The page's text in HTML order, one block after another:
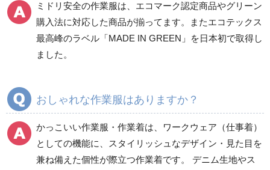
ワークパンツ
春夏ワークパンツ作業
ズボン
秋冬ワークパンツ作業
ズボン
ツ
クリーンウェアワーク
パンツ
カーゴパンツ
春夏カーゴパンツ作業
ズボン
ズボン
ミドリ安全の作業服は、エコマーク認定商品やグリーン
購入法に対応した商品が揃ってます。またエコテックス
最高峰のラベル「MADE IN GREEN」を日本初で取得し
ました。
おしゃれな作業服はありますか？
かっこいい作業服・作業着は、ワークウェア（仕事着）
としての機能に、スタイリッシュなデザイン・見た目を
兼ね備えた個性が際立つ作業着です。 デニム生地やス